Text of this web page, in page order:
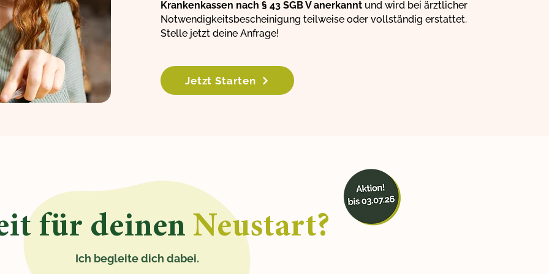
Krankenkassen nach § 43 SGB V anerkannt und wird bei ärztlicher
Notwendigkeitsbescheinigung teilweise oder vollständig erstattet.
Stelle jetzt deine Anfrage!
Jetzt Starten
für deinen Neustart?
Ich begleite dich dabei.